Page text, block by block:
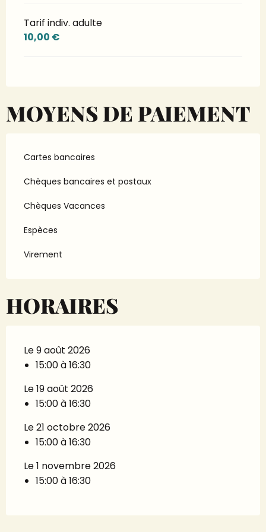
Tarif indiv. adulte
10,00 €
MOYENS DE PAIEMENT
Cartes bancaires
Chèques bancaires et postaux
Chèques Vacances
Espèces
Virement
HORAIRES
Le 9 août 2026
15:00 à 16:30
Le 19 août 2026
15:00 à 16:30
Le 21 octobre 2026
15:00 à 16:30
Le 1 novembre 2026
15:00 à 16:30